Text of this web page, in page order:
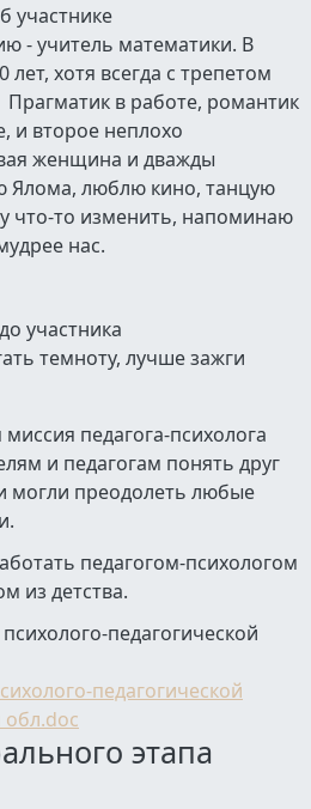
участнике
- учитель математики. В
хотя всегда с трепетом
Прагматик в работе, романтик
и второе неплохо
женщина и дважды
Ялома, люблю кино, танцую
что-то изменить, напоминаю
нас.
участника
темноту, лучше зажги
педагога-психолога
и педагогам понять друг
могли преодолеть любые
педагогом-психологом
из детства.
педагогической
педагогической
обл.doc
этапа